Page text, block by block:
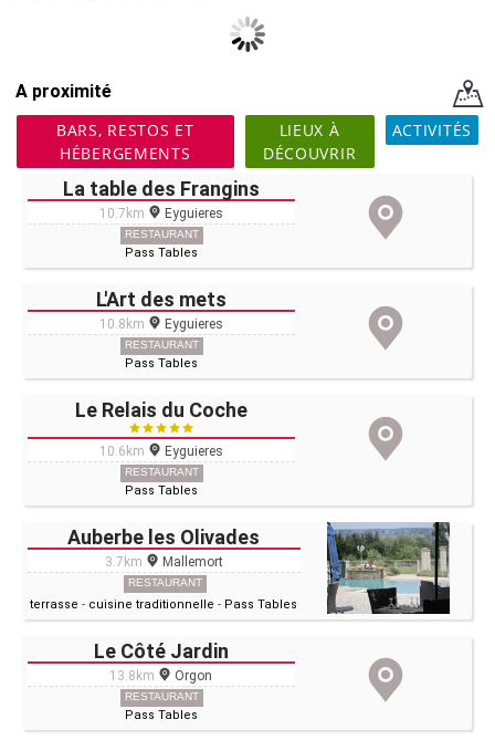
A proximité
BARS, RESTOS ET
HÉBERGEMENTS
LIEUX À
DÉCOUVRIR
ACTIVITÉS
La table des Frangins
10.7km Eyguieres
RESTAURANT
Pass Tables
L'Art des mets
10.8km Eyguieres
RESTAURANT
Pass Tables
Le Relais du Coche
10.6km Eyguieres
RESTAURANT
Pass Tables
Auberbe les Olivades
3.7km Mallemort
RESTAURANT
terrasse - cuisine traditionnelle - Pass Tables
Le Côté Jardin
13.8km Orgon
RESTAURANT
Pass Tables